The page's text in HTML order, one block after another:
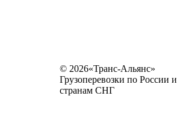
© 2026«Транс-Альянс»
Грузоперевозки по России и
странам СНГ